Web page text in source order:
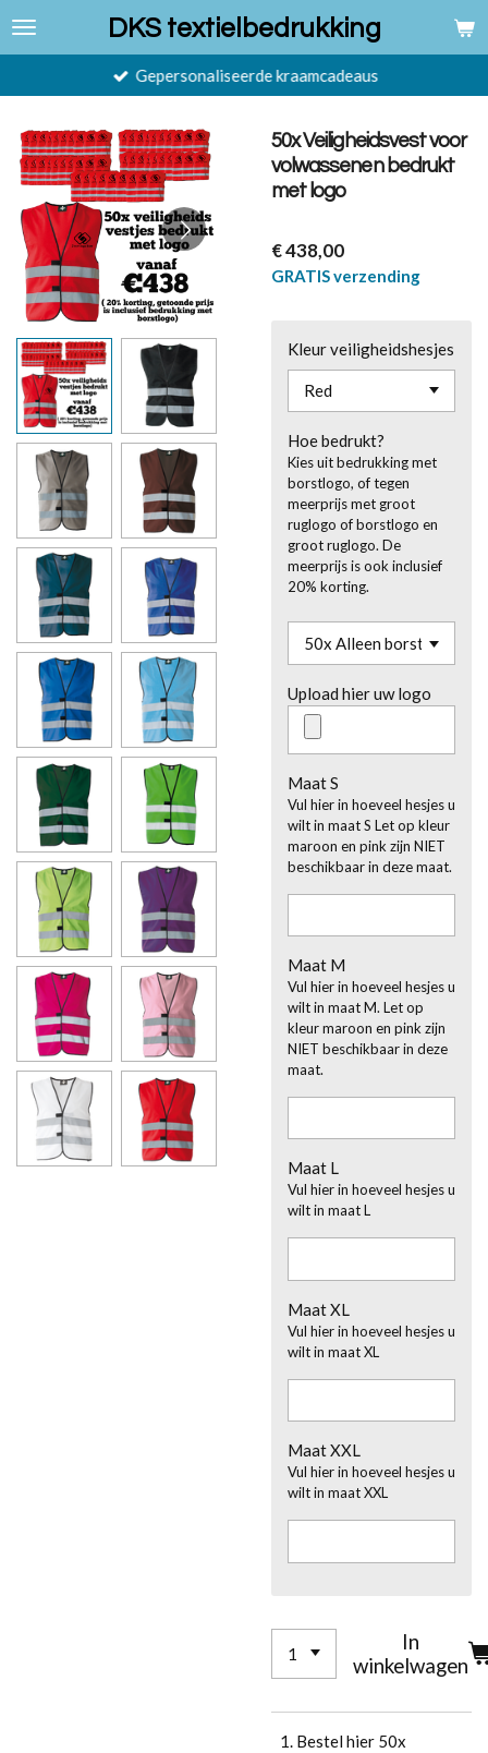
Ga
de
DKS textielbedrukking
Gepersonaliseerde kraamcadeaus
50x Veiligheidsvest voor
volwassenen bedrukt
met logo
€ 438,00
GRATIS verzending
Kleur veiligheidshesjes
Hoe bedrukt?
Kies uit bedrukking met
borstlogo, of tegen
meerprijs met groot
ruglogo of borstlogo en
groot ruglogo. De
meerprijs is ook inclusief
20% korting.
Upload hier uw logo
Maat S
Vul hier in hoeveel hesjes u
wilt in maat S Let op kleur
maroon en pink zijn NIET
beschikbaar in deze maat.
Maat M
Vul hier in hoeveel hesjes u
wilt in maat M. Let op
kleur maroon en pink zijn
NIET beschikbaar in deze
maat.
Maat L
Vul hier in hoeveel hesjes u
wilt in maat L
Maat XL
Vul hier in hoeveel hesjes u
wilt in maat XL
Maat XXL
Vul hier in hoeveel hesjes u
wilt in maat XXL
In
winkelwagen
Bestel hier 50x